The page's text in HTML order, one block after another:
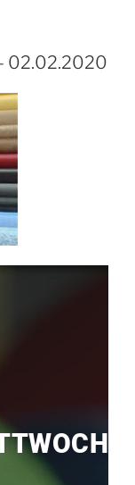
02.02.2020